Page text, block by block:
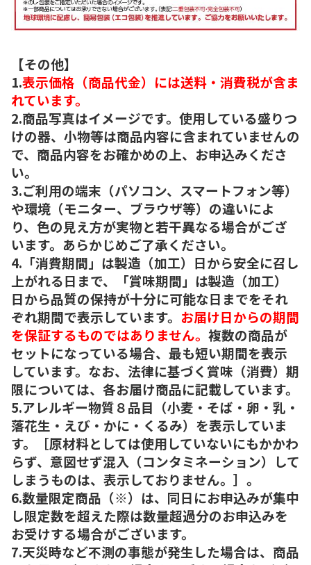
【その他】
1.表示価格（商品代金）には送料・消費税が含ま
れています。
2.商品写真はイメージです。使用している盛りつ
けの器、小物等は商品内容に含まれていませんの
で、商品内容をお確かめの上、お申込みくださ
い。
3.ご利用の端末（パソコン、スマートフォン等）
や環境（モニター、ブラウザ等）の違いによ
り、色の見え方が実物と若干異なる場合がござ
います。あらかじめご了承ください。
4.「消費期間」は製造（加工）日から安全に召し
上がれる日まで、「賞味期間」は製造（加工）
日から品質の保持が十分に可能な日までをそれ
ぞれ期間で表示しています。 お届け日からの期間
を保証するものではありません。 複数の商品が
セットになっている場合、最も短い期間を表示
しています。なお、法律に基づく賞味（消費）期
限については、各お届け商品に記載しています。
5.アレルギー物質８品目（小麦・そば・卵・乳・
落花生・えび・かに・くるみ）を表示していま
す。［原材料としては使用していないにもかかわ
らず、意図せず混入（コンタミネーション）して
しまうものは、表示しておりません。］。
6.数量限定商品（※）は、同日にお申込みが集中
し限定数を超えた際は数量超過分のお申込みを
お受けする場合がございます。
7.天災時など不測の事態が発生した場合は、商品